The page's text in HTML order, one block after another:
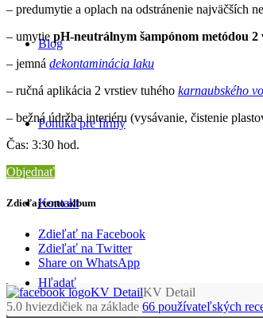
Blog
Ponuka pre firmy
Kontakt
Hľadať
– predumytie a oplach na odstránenie najväčších
– umytie pH-neutrálnym šampónom metódou 2
– jemná dekontaminácia laku
– ručná aplikácia 2 vrstiev tuhého karnaubského
– bežná údržba interiéru (vysávanie, čistenie
Čas: 3:30 hod.
Objednať
Zdieľaj tento album
Zdieľať na Facebook
Zdieľať na Twitter
Share on WhatsApp
KV Detail
5.0 hviezdičiek na základe 66 používateľských